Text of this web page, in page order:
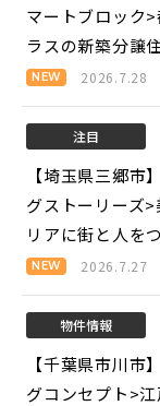
マートブロック>
ラスの新築分譲
2026.7.28
注目
【埼玉県三郷
グストーリーズ>
リアに街と人を
2026.7.27
物件情報
【千葉県市川
グコンセプト>